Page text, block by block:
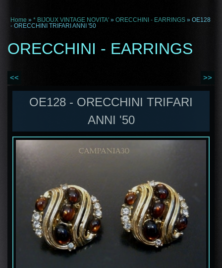
Home » * BIJOUX VINTAGE NOVITA' » ORECCHINI - EARRINGS » OE128
- ORECCHINI TRIFARI ANNI '50
ORECCHINI - EARRINGS
<< >>
OE128 - ORECCHINI TRIFARI
ANNI '50